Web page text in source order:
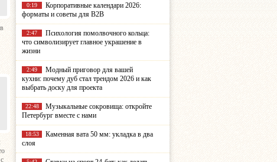
0:19
Корпоративные календари 2026:
форматы и советы для B2B
2:47
Психология помолвочного кольца:
что символизирует главное украшение в
жизни
2:49
Модный приговор для вашей
кухни: почему дуб стал трендом 2026 и как
выбрать доску для проекта
22:48
Музыкальные сокровища: откройте
Петербург вместе с нами
18:53
Каменная вата 50 мм: укладка в два
слоя